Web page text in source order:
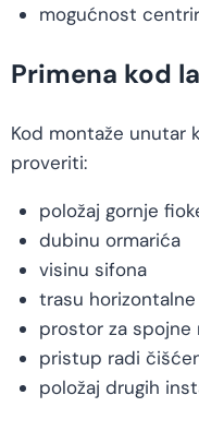
mogućnost
Primena kod
Kod montaže unutar
proveriti:
položaj gornje
dubinu ormarića
visinu sifona
trasu
prostor za spojne
pristup radi
položaj drugih